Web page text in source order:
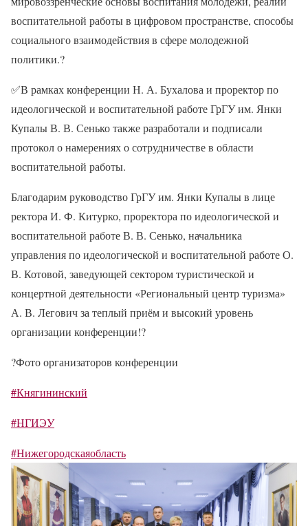
воспитательной работы в цифровом пространстве, способы
социального взаимодействия в сфере молодежной
политики.?
✅В рамках конференции Н. А. Бухалова и проректор по
идеологической и воспитательной работе ГрГУ им. Янки
Купалы В. В. Сенько также разработали и подписали
протокол о намерениях о сотрудничестве в области
воспитательной работы.
Благодарим руководство ГрГУ им. Янки Купалы в лице
ректора И. Ф. Китурко, проректора по идеологической и
воспитательной работе В. В. Сенько, начальника
управления по идеологической и воспитательной работе О.
В. Котовой, заведующей сектором туристической и
концертной деятельности «Региональный центр туризма»
А. В. Легович за теплый приём и высокий уровень
организации конференции!?
?Фото организаторов конференции
#Княгининский
#НГИЭУ
#Нижегородскаяобласть